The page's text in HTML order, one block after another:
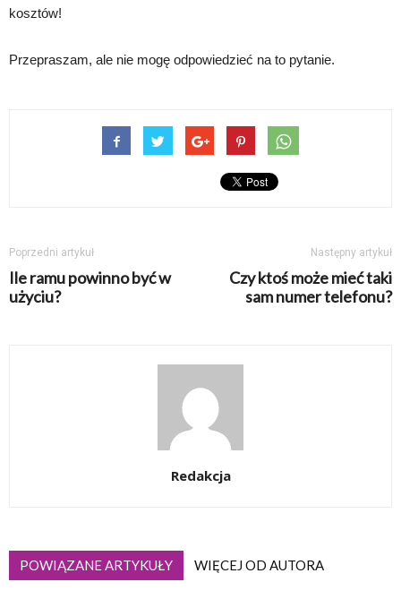
kosztów!
Przepraszam, ale nie mogę odpowiedzieć na to pytanie.
Poprzedni artykuł
Ile ramu powinno być w
użyciu?
Następny artykuł
Czy ktoś może mieć taki
sam numer telefonu?
Redakcja
POWIĄZANE ARTYKUŁY WIĘCEJ OD AUTORA